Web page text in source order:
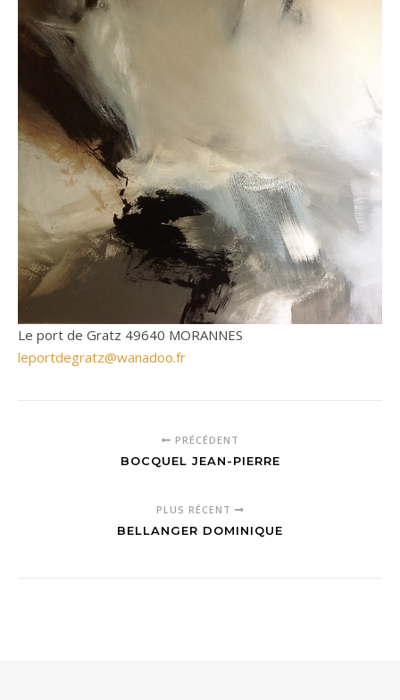
Le port de Gratz 49640 MORANNES
leportdegratz@wanadoo.fr
PRÉCÉDENT
BOCQUEL JEAN-PIERRE
PLUS RÉCENT
BELLANGER DOMINIQUE